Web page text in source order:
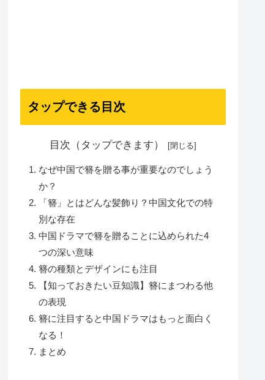
タップできる目次
目次（タップできます）
なぜ中国で簪を贈る事が重要なのでしょう
か？
「簪」とはどんな髪飾り？中国文化での特
別な存在
中国ドラマで簪を贈ることに込められた4
つの深い意味
簪の種類とデザインにも注目
【知っておきたい豆知識】簪にまつわる他
の表現
簪に注目すると中国ドラマはもっと面白く
なる！
まとめ